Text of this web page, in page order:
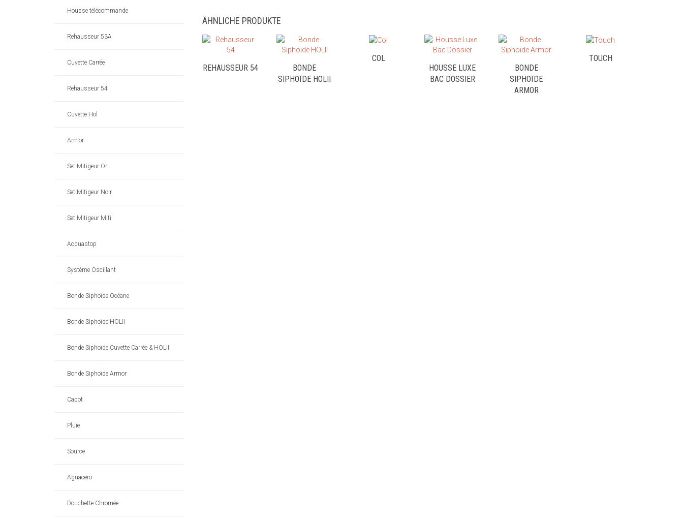
Housse télécommande
Rehausseur 53A
Cuvette Carrée
Rehausseur 54
Cuvette Hol
Armor
Set Mitigeur Or
Set Mitigeur Noir
Set Mitigeur Miti
Acquastop
Système Oscillant
Bonde Siphoïde Océane
Bonde Siphoïde HOLII
Bonde Siphoïde Cuvette Carrée & HOLIII
Bonde Siphoïde Armor
Capot
Pluie
Source
Aguacero
Douchette Chromée
ÄHNLICHE PRODUKTE
REHAUSSEUR 54
BONDE
SIPHOÏDE HOLII
COL
HOUSSE LUXE
BAC DOSSIER
BONDE
SIPHOÏDE
ARMOR
TOUCH